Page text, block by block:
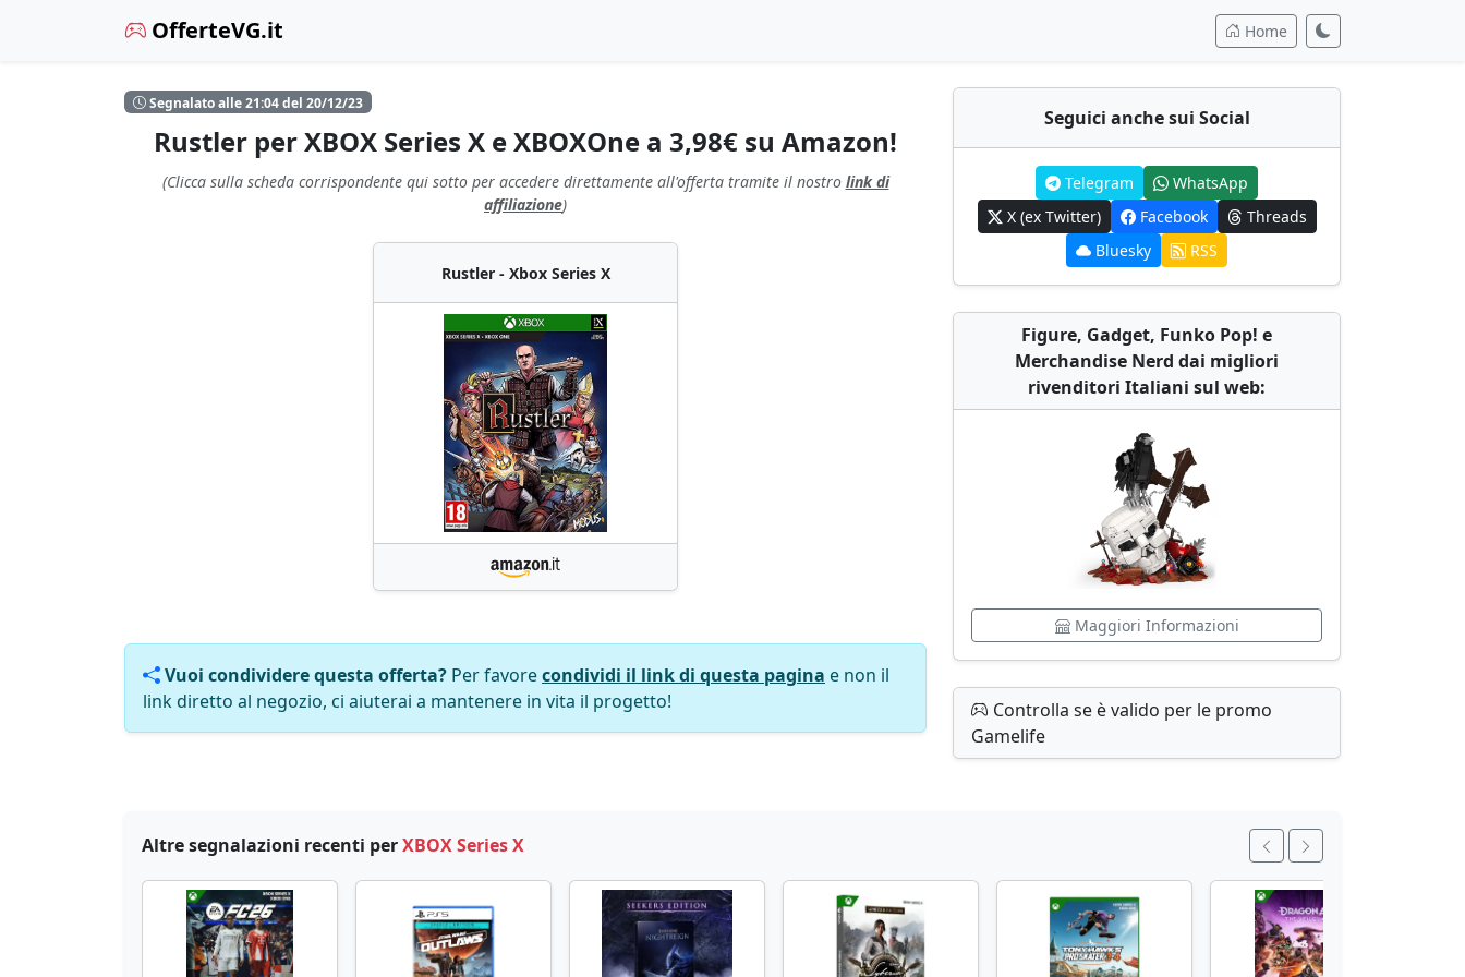
OfferteVG.it Home
Segnalato alle 21:04 del 20/12/23
Rustler per XBOX Series X e XBOXOne a 3,98€ su Amazon!
(Clicca sulla scheda corrispondente qui sotto per accedere direttamente all'offerta tramite il nostro link di
affiliazione)
Rustler - Xbox Series X
Vuoi condividere questa offerta? Per favorecondividi il link di questa pagina e non il
link diretto al negozio, ci aiuterai a mantenere in vita il progetto!
Seguici anche sui Social
Telegram
WhatsApp
X (ex Twitter)
Facebook
Threads
Bluesky
RSS
Figure, Gadget, Funko Pop! e
Merchandise Nerd dai migliori
rivenditori Italiani sul web:
Maggiori Informazioni
Controlla se è valido per le promo
Gamelife
Altre segnalazioni recenti perXBOX Series X